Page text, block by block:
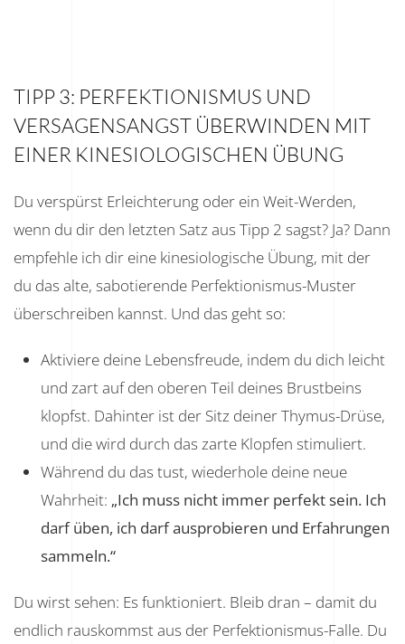
TIPP 3: PERFEKTIONISMUS UND
VERSAGENSANGST ÜBERWINDEN MIT
EINER KINESIOLOGISCHEN ÜBUNG
Du verspürst Erleichterung oder ein Weit-Werden,
wenn du dir den letzten Satz aus Tipp 2 sagst? Ja? Dann
empfehle ich dir eine kinesiologische Übung, mit der
du das alte, sabotierende Perfektionismus-Muster
überschreiben kannst. Und das geht so:
Aktiviere deine Lebensfreude, indem du dich leicht
und zart auf den oberen Teil deines Brustbeins
klopfst. Dahinter ist der Sitz deiner Thymus-Drüse,
und die wird durch das zarte Klopfen stimuliert.
Während du das tust, wiederhole deine neue
Wahrheit: „Ich muss nicht immer perfekt sein. Ich
darf üben, ich darf ausprobieren und Erfahrungen
sammeln.“
Du wirst sehen: Es funktioniert. Bleib dran – damit du
endlich rauskommst aus der Perfektionismus-Falle. Du